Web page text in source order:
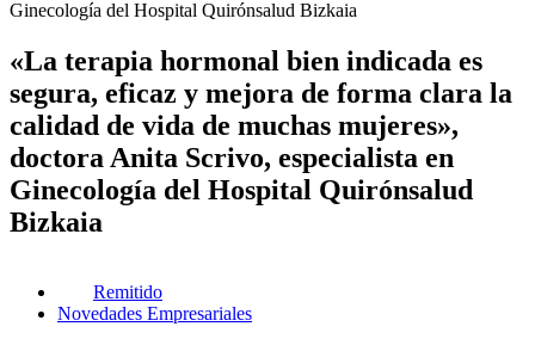
Ginecología del Hospital Quirónsalud Bizkaia
«La terapia hormonal bien indicada es
segura, eficaz y mejora de forma clara la
calidad de vida de muchas mujeres»,
doctora Anita Scrivo, especialista en
Ginecología del Hospital Quirónsalud
Bizkaia
Remitido
Novedades Empresariales